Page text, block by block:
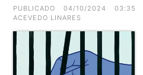
PUBLICADO 04/10/2024 03:35
ACEVEDO LINARES